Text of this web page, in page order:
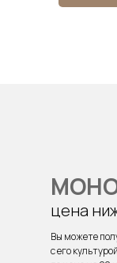
цена
МОНО
Вы можете
с его